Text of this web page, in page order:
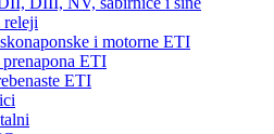
i motorne ETI
ETI
ETI